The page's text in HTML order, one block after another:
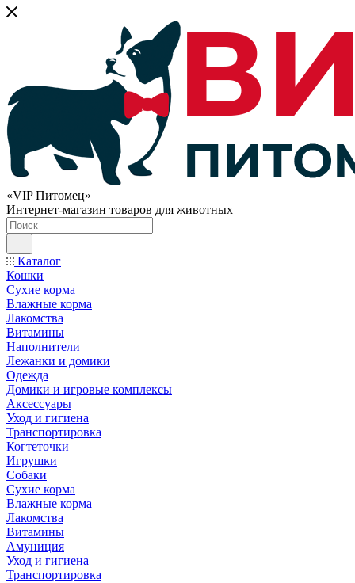
«VIP Питомец»
Интернет-магазин товаров для животных
Каталог
Кошки
Сухие корма
Влажные корма
Лакомства
Витамины
Наполнители
Лежанки и домики
Одежда
Домики и игровые комплексы
Аксессуары
Уход и гигиена
Транспортировка
Когтеточки
Игрушки
Собаки
Сухие корма
Влажные корма
Лакомства
Витамины
Амуниция
Уход и гигиена
Транспортировка